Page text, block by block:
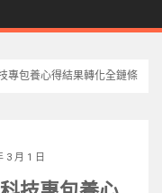
專包養心得結果轉化全鏈條
3 月 1 日